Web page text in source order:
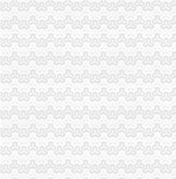
增值税一般纳税人申报表附表
一般纳税人申请书的相关文章
增值税一般纳税人申报表附表
一般纳税人申报表填表说明（
增值税申报表怎么填一般纳税
增值税一般纳税人申报
一般纳税人申请书怎么样写_已
其他增值税一般纳税人申报表培
一般纳税人申请书(范本)_广佛
2016增值税一般纳税人纳税申